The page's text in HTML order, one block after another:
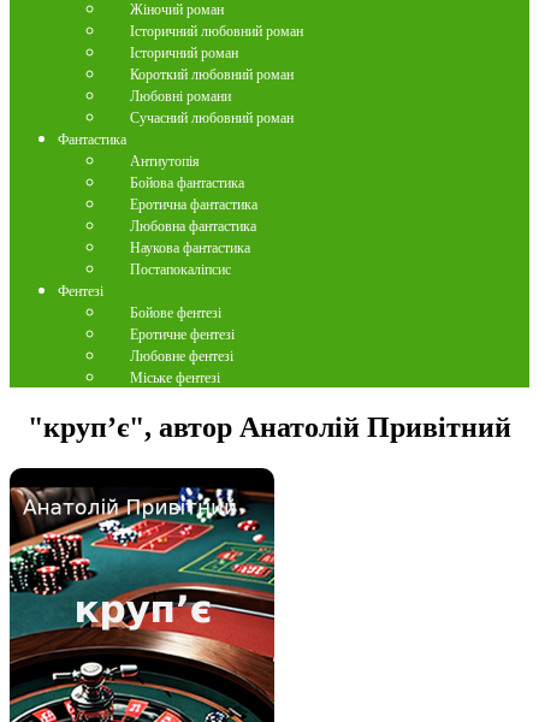
Жіночий роман
Історичний любовний роман
Історичний роман
Короткий любовний роман
Любовні романи
Сучасний любовний роман
Фантастика
Антиутопія
Бойова фантастика
Еротична фантастика
Любовна фантастика
Наукова фантастика
Постапокаліпсис
Фентезі
Бойове фентезі
Еротичне фентезі
Любовне фентезі
Міське фентезі
"крупʼє", автор Анатолій Привітний